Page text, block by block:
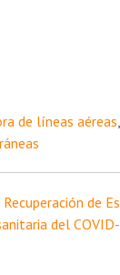
de líneas aéreas
de
del